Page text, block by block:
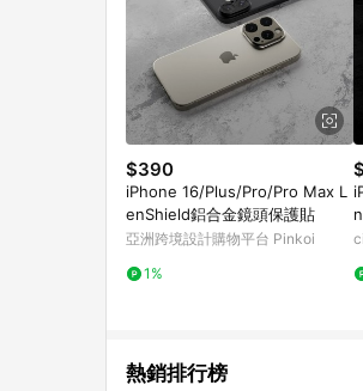
$390
iPhone 16/Plus/Pro/Pro Max L
enShield鋁合金鏡頭保護貼
亞洲跨境設計購物平台 Pinkoi
1%
熱銷排行榜